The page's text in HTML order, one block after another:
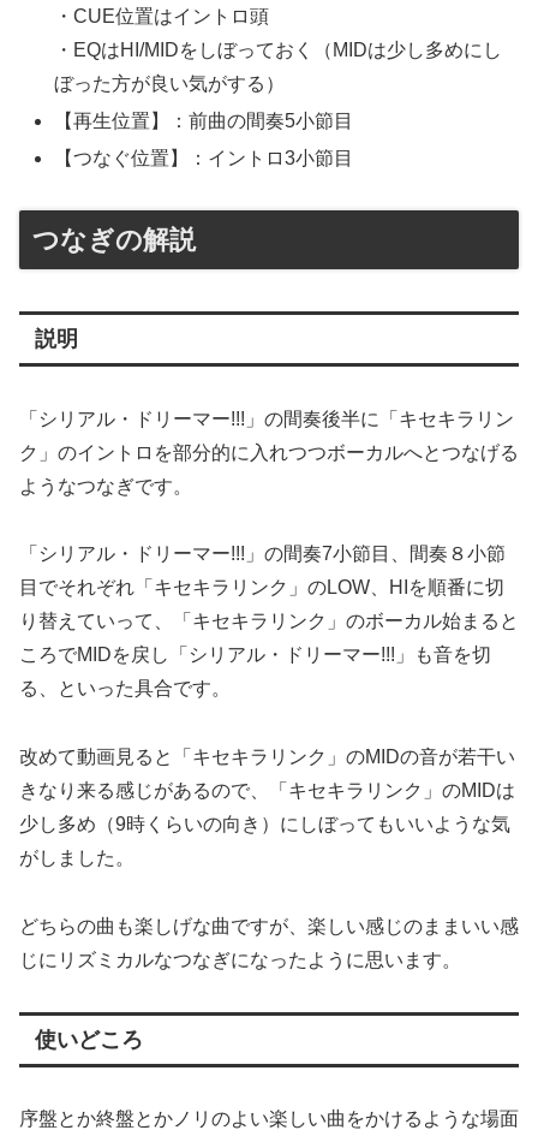
・CUE位置はイントロ頭
・EQはHI/MIDをしぼっておく（MIDは少し多めにし
ぼった方が良い気がする）
【再生位置】：前曲の間奏5小節目
【つなぐ位置】：イントロ3小節目
つなぎの解説
説明
「シリアル・ドリーマー!!!」の間奏後半に「キセキラリン
ク」のイントロを部分的に入れつつボーカルへとつなげる
ようなつなぎです。
「シリアル・ドリーマー!!!」の間奏7小節目、間奏８小節
目でそれぞれ「キセキラリンク」のLOW、HIを順番に切
り替えていって、「キセキラリンク」のボーカル始まると
ころでMIDを戻し「シリアル・ドリーマー!!!」も音を切
る、といった具合です。
改めて動画見ると「キセキラリンク」のMIDの音が若干い
きなり来る感じがあるので、「キセキラリンク」のMIDは
少し多め（9時くらいの向き）にしぼってもいいような気
がしました。
どちらの曲も楽しげな曲ですが、楽しい感じのままいい感
じにリズミカルなつなぎになったように思います。
使いどころ
序盤とか終盤とかノリのよい楽しい曲をかけるような場面